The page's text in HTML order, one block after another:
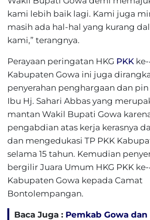
kami lebih baik lagi. Kami juga
masih ada hal-hal yang kurang
kami,” terangnya.
Perayaan peringatan HKG PKK
Kabupaten Gowa ini juga
penyerahan penghargaan dan
Ibu Hj. Sahari Abbas yang
mantan Wakil Bupati Gowa
pengabdian atas kerja kerasnya
dan mengedukasi TP PKK
selama 15 tahun. Kemudian
bergilir Juara Umum HKG PKK
Kabupaten Gowa kepada Camat
Bontolempangan.
Baca Juga : Pemkab Gowa